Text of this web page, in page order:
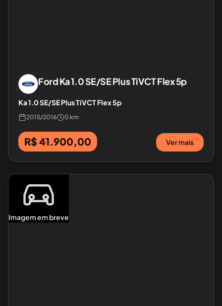
FordKa 1.0 SE/SE Plus TiVCT Flex 5p
Ka 1.0 SE/SE Plus TiVCT Flex 5p
2015/2016 0 km
R$ 41.900,00 Ver mais
Imagem em breve